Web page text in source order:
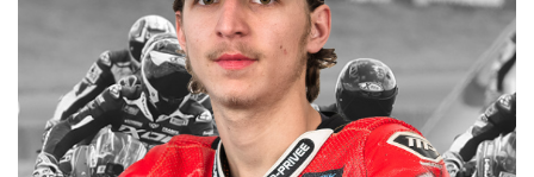
accéder à la billetterie